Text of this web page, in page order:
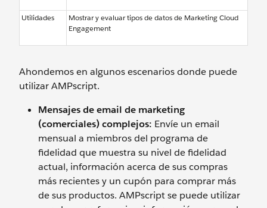
Utilidades
Mostrar y evaluar tipos de datos de Marketing Cloud
Engagement
Ahondemos en algunos escenarios donde puede
utilizar AMPscript.
Mensajes de email de marketing
(comerciales) complejos: Envíe un email
mensual a miembros del programa de
fidelidad que muestra su nivel de fidelidad
actual, información acerca de sus compras
más recientes y un cupón para comprar más
de sus productos. AMPscript se puede utilizar